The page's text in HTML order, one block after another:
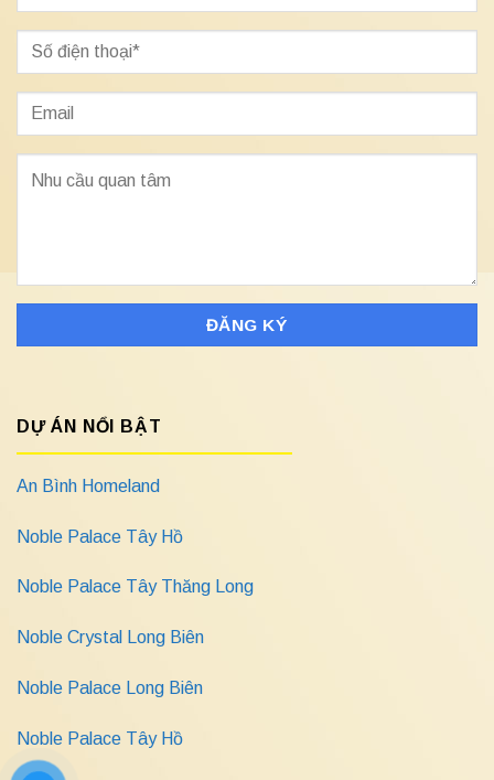
DỰ ÁN NỔI BẬT
An Bình Homeland
Noble Palace Tây Hồ
Noble Palace Tây Thăng Long
Noble Crystal Long Biên
Noble Palace Long Biên
Noble Palace Tây Hồ